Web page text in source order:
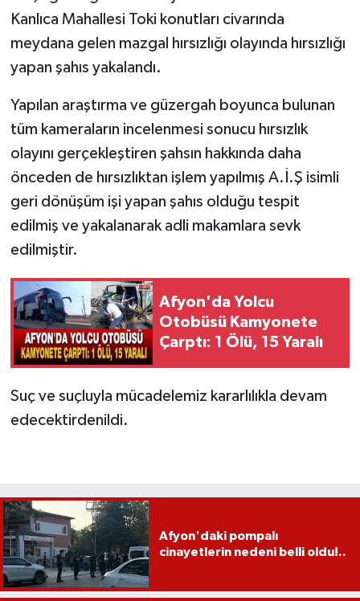
Kanlıca Mahallesi Toki konutları civarında
meydana gelen mazgal hırsızlığı olayında hırsızlığı
yapan şahıs yakalandı.
Yapılan araştırma ve güzergah boyunca bulunan
tüm kameraların incelenmesi sonucu hırsızlık
olayını gerçekleştiren şahsın hakkında daha
önceden de hırsızlıktan işlem yapılmış A.İ.Ş isimli
geri dönüşüm işi yapan şahıs olduğu tespit
edilmiş ve yakalanarak adli makamlara sevk
edilmiştir.
Afyon'da Yolcu
Otobüsü Kamyonete
Çarptı: 1 Ölü, 15 Yaralı
Suç ve suçluyla mücadelemiz kararlılıkla devam
edecektirdenildi.
Afyon'daki pompalı
cinayetlerin nedeni belli oldu!..